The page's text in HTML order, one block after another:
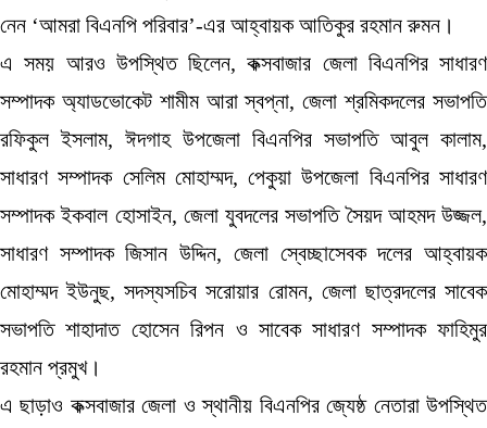
নেন ‘আমরা বিএনপি পরিবার’-এর আহ্বায়ক আতিকুর রহমান রুমন।
এ সময় আরও উপস্থিত ছিলেন, কক্সবাজার জেলা বিএনপির সাধারণ
সম্পাদক অ্যাডভোকেট শামীম আরা স্বপ্না, জেলা শ্রমিকদলের সভাপতি
রফিকুল ইসলাম, ঈদগাহ উপজেলা বিএনপির সভাপতি আবুল কালাম,
সাধারণ সম্পাদক সেলিম মোহাম্মদ, পেকুয়া উপজেলা বিএনপির সাধারণ
সম্পাদক ইকবাল হোসাইন, জেলা যুবদলের সভাপতি সৈয়দ আহমদ উজ্জল,
সাধারণ সম্পাদক জিসান উদ্দিন, জেলা স্বেচ্ছাসেবক দলের আহ্বায়ক
মোহাম্মদ ইউনুছ, সদস্যসচিব সরোয়ার রোমন, জেলা ছাত্রদলের সাবেক
সভাপতি শাহাদাত হোসেন রিপন ও সাবেক সাধারণ সম্পাদক ফাহিমুর
রহমান প্রমুখ।
এ ছাড়াও কক্সবাজার জেলা ও স্থানীয় বিএনপির জ্যেষ্ঠ নেতারা উপস্থিত